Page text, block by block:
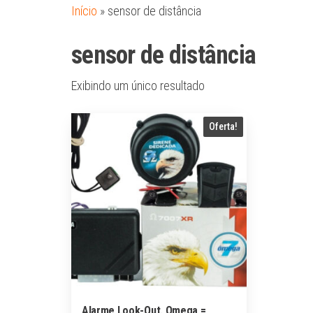
Início » sensor de distância
sensor de distância
Exibindo um único resultado
Oferta!